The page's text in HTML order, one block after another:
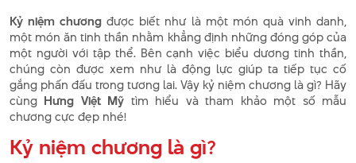
Kỷ niệm chương được biết như là một món quà vinh danh,
một món ăn tinh thần nhằm khẳng định những đóng góp của
một người với tập thể. Bên cạnh việc biểu dương tinh thần,
chúng còn được xem như là động lực giúp ta tiếp tục cố
gắng phấn đấu trong tương lai. Vậy kỷ niệm chương là gì? Hãy
cùng Hưng Việt Mỹ tìm hiểu và tham khảo một số mẫu
chương cực đẹp nhé!
Kỷ niệm chương là gì?